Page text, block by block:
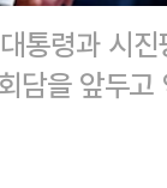
통령과 시
담을 앞두